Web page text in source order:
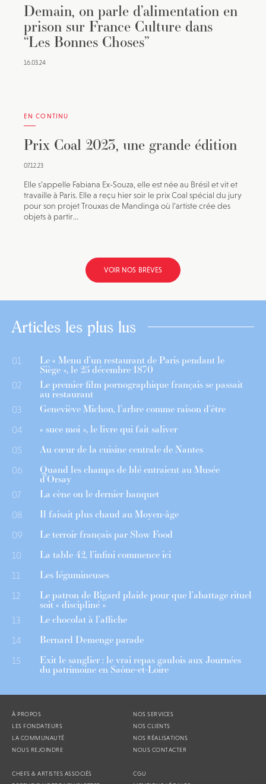
Demain, on parle d’alimentation en
prison sur France Culture dans
“Les Bonnes Choses”
16.03.24
EN CONTINU
Prix Coal 2023, une grande édition
07.12.23
Elle s’appelle Fabiana Ex-Souza, elle est née au Brésil et vit et
travaille à Paris. Elle a reçu hier soir le prix Coal spécial du jury
pour son projet Trouxas de Mandinga où l’artiste crée des
objets à partir...
VOIR NOS BRÈVES
Articles les plus lus
01 Le « Menu d’un restaurant de Paris pendant le
Siège », le 25 décembre 1870
02 Le premier film pornographique français se passait
au restaurant
03 Geneviève Michon, l’arbre comme raison d’être
04 « suce moi », le livre qui fait saliver
05 Au cœur de la cuisine centrale de Nantes
06 Quand les champs de blé entraient au Musée
d’Orsay
07 La cène ou le dernier banquet
08 Il faisait plus chaud au Moyen-âge
09 Le terroir français par Slow Food
10 La table 42, l’infini commence ici
11 Les légumineuses
12 Le patron de Bigard plaide pour que l’abattage rituel
soit « discipliné »
13 Le chocolat à l’affiche
14 Bernard Demenge parade
15 Exit le sanglier : le vrai repas gaulois aux Journées
du patrimoine en Saône-et-Loire
À PROPOS
LES FONDATEURS
LA COMMUNAUTÉ
NOUS REJOINDRE
NOS SERVICES
NOS CLIENTS
NOS RÉALISATIONS
NOUS CONTACTER
CHEFS & ARTISTES ASSOCIÉS
CGU